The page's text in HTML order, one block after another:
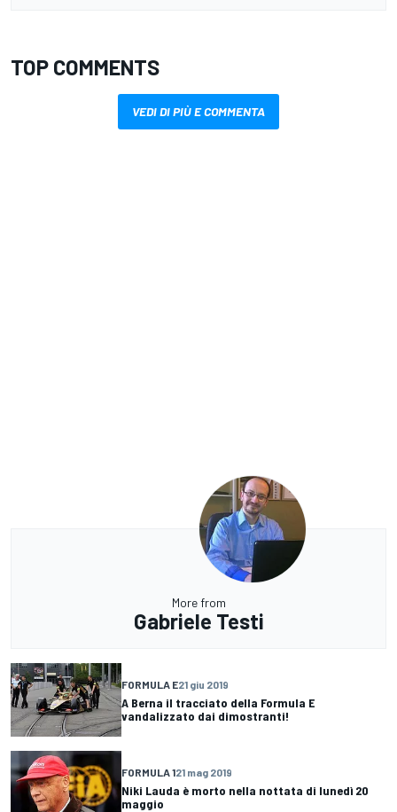
TOP COMMENTS
VEDI DI PIÙ E COMMENTA
More from
Gabriele Testi
FORMULA E21 giu 2019
A Berna il tracciato della Formula E
vandalizzato dai dimostranti!
FORMULA 121 mag 2019
Niki Lauda è morto nella nottata di lunedì 20
maggio